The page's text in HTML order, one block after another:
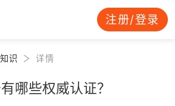
注册/登录
识 详情
哪些权威认证？